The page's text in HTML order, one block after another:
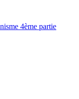
4ème partie